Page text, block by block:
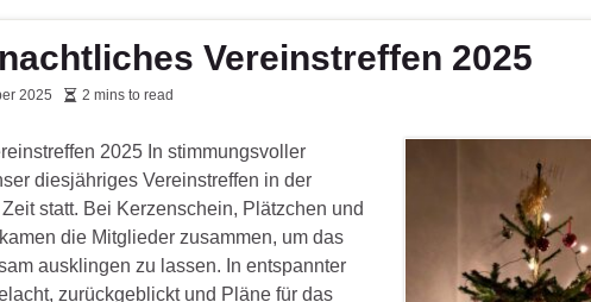
Vereinstreffen 2025
2025 2 mins to read
2025 In stimmungsvoller
diesjähriges Vereinstreffen in der
statt. Bei Kerzenschein, Plätzchen und
die Mitglieder zusammen, um das
ausklingen zu lassen. In entspannter
zurückgeblickt und Pläne für das